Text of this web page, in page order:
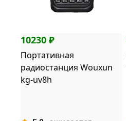
10230 ₽
Портативная
радиостанция Wouxun
kg-uv8h